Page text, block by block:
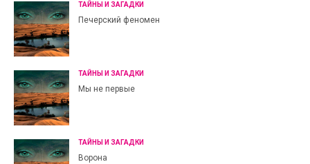
ТАЙНЫ И ЗАГАДКИ
Печерский феномен
ТАЙНЫ И ЗАГАДКИ
Мы не первые
ТАЙНЫ И ЗАГАДКИ
Ворона